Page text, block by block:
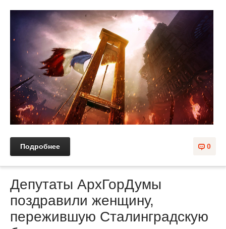
0
Подробнее
Депутаты АрхГорДумы
поздравили женщину,
пережившую Сталинградскую